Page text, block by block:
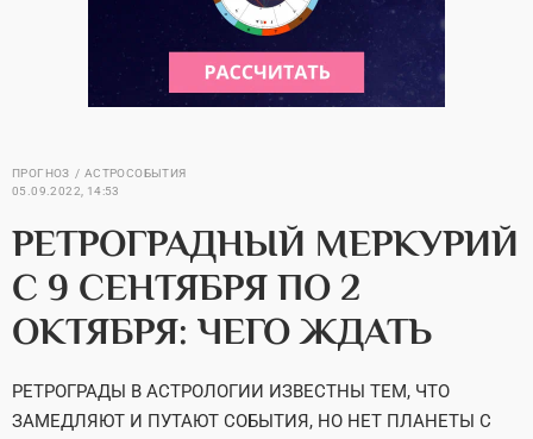
ПРОГНОЗ
АСТРОСОБЫТИЯ
05.09.2022, 14:53
РЕТРОГРАДНЫЙ МЕРКУРИЙ
С 9 СЕНТЯБРЯ ПО 2
ОКТЯБРЯ: ЧЕГО ЖДАТЬ
РЕТРОГРАДЫ В АСТРОЛОГИИ ИЗВЕСТНЫ ТЕМ, ЧТО
ЗАМЕДЛЯЮТ И ПУТАЮТ СОБЫТИЯ, НО НЕТ ПЛАНЕТЫ С